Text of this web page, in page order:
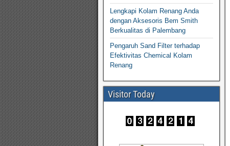
Lengkapi Kolam Renang Anda
dengan Aksesoris Bem Smith
Berkualitas di Palembang
Pengaruh Sand Filter terhadap
Efektivitas Chemical Kolam
Renang
Visitor Today